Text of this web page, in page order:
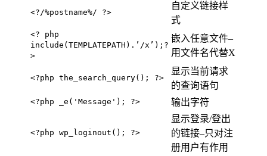
<?/%postname%/ ?>
自定义链接样
式
<? php
include(TEMPLATEPATH).’/x’);?
>
嵌入任意文件–
用文件名代替X
<?php the_search_query(); ?>
显示当前请求
的查询语句
<?php _e('Message'); ?> 输出字符
<?php wp_loginout(); ?>
显示登录/登出
的链接–只对注
册用户有作用